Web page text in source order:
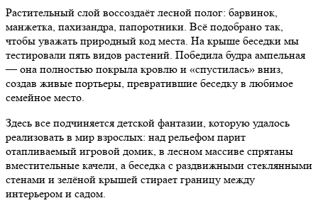
Растительный слой воссоздаёт лесной полог: барвинок,
манжетка, пахизандра, папоротники. Всё подобрано так,
чтобы уважать природный код места. На крыше беседки мы
тестировали пять видов растений. Победила будра ампельная
— она полностью покрыла кровлю и «спустилась» вниз,
создав живые портьеры, превратившие беседку в любимое
семейное место.
Здесь все подчиняется детской фантазии, которую удалось
реализовать в мир взрослых: над рельефом парит
отапливаемый игровой домик, в лесном массиве спрятаны
вместительные качели, а беседка с раздвижными стеклянными
стенами и зелёной крышей стирает границу между
интерьером и садом.